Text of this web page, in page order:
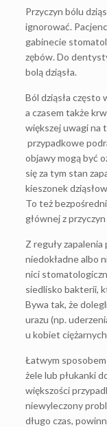
Przyczyn bólu
ignorować.
gabinecie
zębów. Do
bolą dziąsła.
Ból dziąsła często
a czasem także
większej uwagi na
przypadkowe
objawy mogą być
się za tym stan
kieszonek
To też
głównej z
Z reguły
niedokładne albo
nici
siedlisko bakterii,
Bywa tak, że
urazu (np.
u kobiet
Łatwym
żele lub płukanki
większości
niewyleczony
długo czas,